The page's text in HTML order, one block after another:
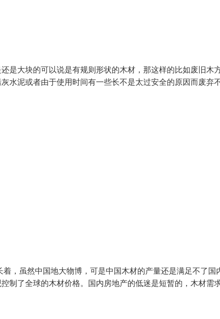
是大块的可以说是有规则形状的木材，那这样的比如废旧木
水泥或者由于使用时间有一些长不是太过安全的原因而废弃
，虽然中国地大物博，可是中国木材的产量还是满足不了国
制了全球的木材价格。国内房地产的低迷是短暂的，木材需